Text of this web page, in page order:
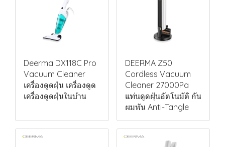
Deerma DX118C Pro
Vacuum Cleaner
เครื่องดูดฝุ่น เครี่องดูด
เครื่องดูดฝุ่นในบ้าน
DEERMA Z50
Cordless Vacuum
Cleaner 27000Pa
แท่นดูดฝุ่นอัตโนมัติ กัน
ผมพัน Anti-Tangle